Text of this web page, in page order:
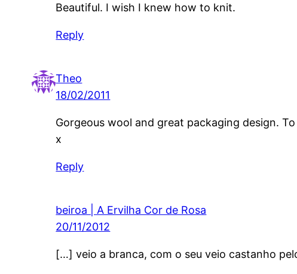
Beautiful. I wish I knew how to knit.
Reply
Theo
18/02/2011
Gorgeous wool and great packaging design.
x
Reply
beiroa | A Ervilha Cor de Rosa
20/11/2012
[…] veio a branca, com o seu veio castanho